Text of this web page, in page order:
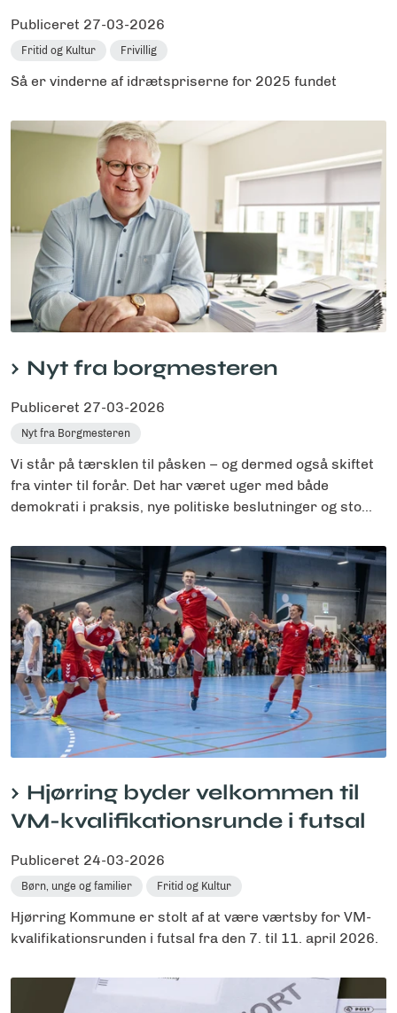
Publiceret 27-03-2026
Fritid og Kultur Frivillig
Så er vinderne af idrætspriserne for 2025 fundet
Nyt fra borgmesteren
Publiceret 27-03-2026
Nyt fra Borgmesteren
Vi står på tærsklen til påsken – og dermed også skiftet
fra vinter til forår. Det har været uger med både
demokrati i praksis, nye politiske beslutninger og sto...
Hjørring byder velkommen til
VM-kvalifikationsrunde i futsal
Publiceret 24-03-2026
Børn, unge og familier Fritid og Kultur
Hjørring Kommune er stolt af at være værtsby for VM-
kvalifikationsrunden i futsal fra den 7. til 11. april 2026.